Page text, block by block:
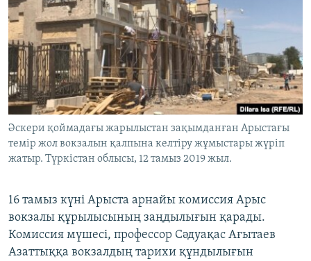
ЖАЗЫЛЫҢЫЗ
Басқа тілдерде
Әскери қоймадағы жарылыстан зақымданған Арыстағы
темір жол вокзалын қалпына келтіру жұмыстары жүріп
жатыр. Түркістан облысы, 12 тамыз 2019 жыл.
16 тамыз күні Арыста арнайы комиссия Арыс
вокзалы құрылысының заңдылығын қарады.
Комиссия мүшесі, профессор Сәдуақас Ағытаев
Азаттыққа вокзалдың тарихи құндылығын